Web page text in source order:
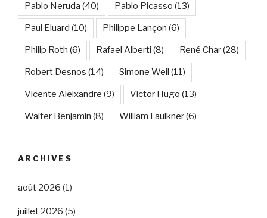
Pablo Neruda (40) Pablo Picasso (13)
Paul Eluard (10) Philippe Lançon (6)
Philip Roth (6) Rafael Alberti (8) René Char(28)
Robert Desnos (14) Simone Weil (11)
Vicente Aleixandre (9) Victor Hugo (13)
Walter Benjamin (8) William Faulkner(6)
ARCHIVES
août 2026 (1)
juillet 2026 (5)